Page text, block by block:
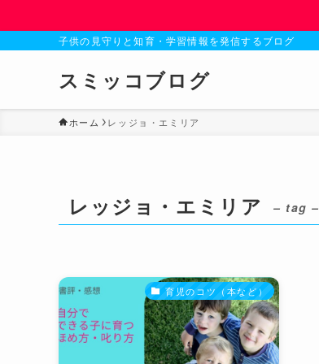
子供の見守りと知育・学習情報を発信するブログ
スミッコブログ
ホーム レッジョ・エミリア
レッジョ・エミリア – tag –
育児のコツ（本など）